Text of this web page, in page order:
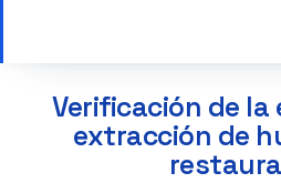
Verificación de la
extracción de